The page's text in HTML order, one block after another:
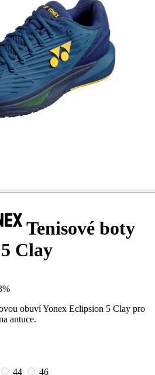
Tenisové boty
Clay
obuví Yonex Eclipsion 5 Clay pro
antuce.
44
46